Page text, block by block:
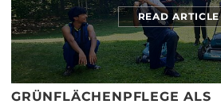
READ ARTICLE
GRÜNFLÄCHENPFLEGE ALS